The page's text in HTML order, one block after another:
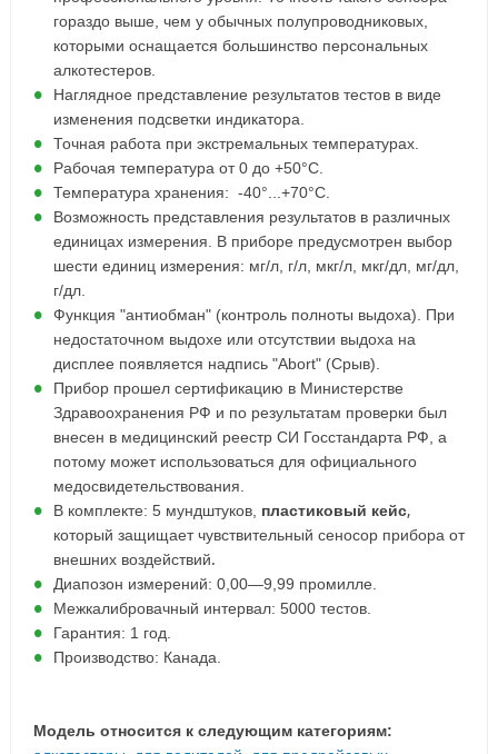
гораздо выше, чем у обычных полупроводниковых,
которыми оснащается большинство персональных
алкотестеров.
Наглядное представление результатов тестов в виде
изменения подсветки индикатора.
Точная работа при экстремальных температурах.
Рабочая температура от 0 до +50°С.
Температура хранения: -40°...+70°С.
Возможность представления результатов в различных
единицах измерения. В приборе предусмотрен выбор
шести единиц измерения: мг/л, г/л, мкг/л, мкг/дл, мг/дл,
г/дл.
Функция "антиобман" (контроль полноты выдоха). При
недостаточном выдохе или отсутствии выдоха на
дисплее появляется надпись "Abort" (Срыв).
Прибор прошел сертификацию в Министерстве
Здравоохранения РФ и по результатам проверки был
внесен в медицинский реестр СИ Госстандарта РФ, а
потому может использоваться для официального
медосвидетельствования.
В комплекте: 5 мундштуков, пластиковый кейс,
который защищает чувствительный сеносор прибора от
внешних воздействий.
Диапозон измерений: 0,00—9,99 промилле.
Межкалибровачный интервал: 5000 тестов.
Гарантия: 1 год.
Производство: Канада.
Модель относится к следующим категориям: